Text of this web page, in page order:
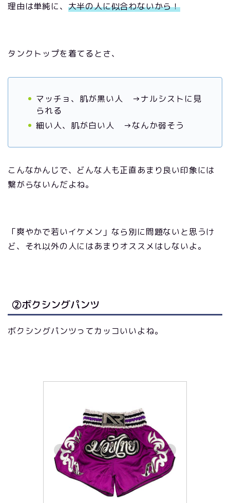
理由は単純に、 大半の人に似合わないから！
タンクトップを着てるとさ、
マッチョ、肌が黒い人 →ナルシストに見
られる
細い人、肌が白い人 →なんか弱そう
こんなかんじで、どんな人も正直あまり良い印象には
繋がらないんだよね。
「爽やかで若いイケメン」なら別に問題ないと思うけ
ど、それ以外の人にはあまりオススメはしないよ。
②ボクシングパンツ
ボクシングパンツってカッコいいよね。